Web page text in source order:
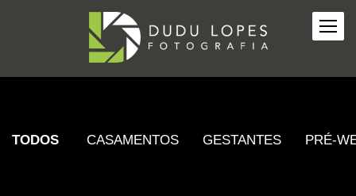
TODOS CASAMENTOS GESTANTES PRÉ-